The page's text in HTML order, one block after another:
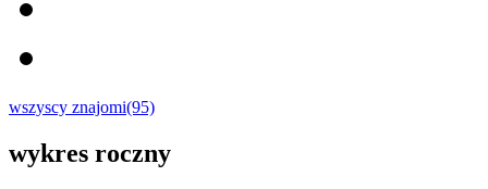
wszyscy znajomi(95)
wykres roczny